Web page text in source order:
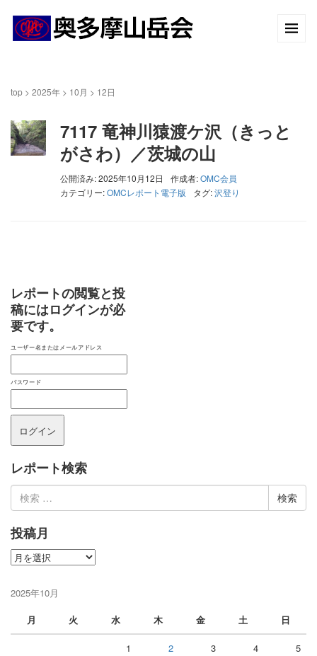
top > 2025年 > 10月 > 12日
7117 竜神川猿渡ケ沢（きっと
がさわ）／茨城の山
公開済み: 2025年10月12日 作成者:OMC会員
カテゴリー:OMCレポート電子版 タグ:沢登り
レポートの閲覧と投
稿にはログインが必
要です。
ユーザー名またはメールアドレス
パスワード
レポート検索
索:
投稿月
投
月
2025年10月
月
火 水 木 金 土 日
1 2 3 4 5